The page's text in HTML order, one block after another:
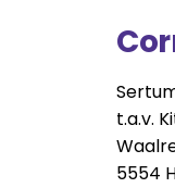
t.a.v.
5554